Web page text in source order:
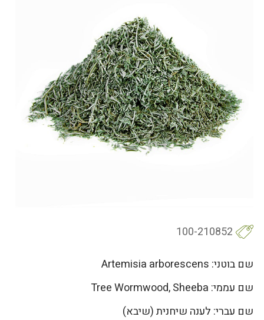
100-210852
שם בוטני: Artemisia arborescens
שם עממי: Tree Wormwood, Sheeba
שם עברי: לענה שיחנית (שיבא)